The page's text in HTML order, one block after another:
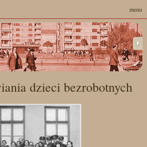
dzieci bezrobotnych
menu